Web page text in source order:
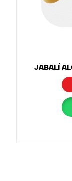
JABALÍ